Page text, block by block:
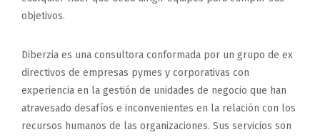
objetivos.
Diberzia es una consultora conformada por un grupo de ex
directivos de empresas pymes y corporativas con
experiencia en la gestión de unidades de negocio que han
atravesado desafíos e inconvenientes en la relación con los
recursos humanos de las organizaciones. Sus servicios son